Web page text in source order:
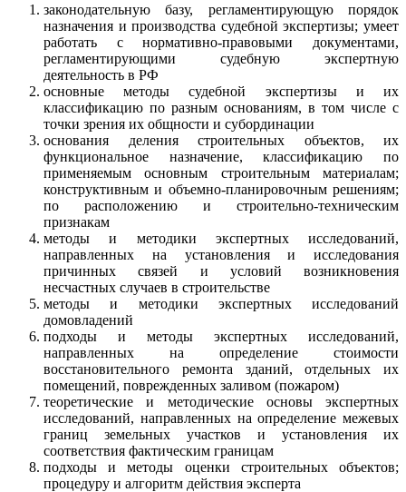
законодательную базу, регламентирующую порядок
назначения и производства судебной экспертизы; умеет
работать с нормативно-правовыми документами,
регламентирующими судебную экспертную
деятельность в РФ
основные методы судебной экспертизы и их
классификацию по разным основаниям, в том числе с
точки зрения их общности и субординации
основания деления строительных объектов, их
функциональное назначение, классификацию по
применяемым основным строительным материалам;
конструктивным и объемно-планировочным решениям;
по расположению и строительно-техническим
признакам
методы и методики экспертных исследований,
направленных на установления и исследования
причинных связей и условий возникновения
несчастных случаев в строительстве
методы и методики экспертных исследований
домовладений
подходы и методы экспертных исследований,
направленных на определение стоимости
восстановительного ремонта зданий, отдельных их
помещений, поврежденных заливом (пожаром)
теоретические и методические основы экспертных
исследований, направленных на определение межевых
границ земельных участков и установления их
соответствия фактическим границам
подходы и методы оценки строительных объектов;
процедуру и алгоритм действия эксперта